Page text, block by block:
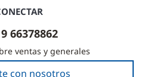
66378862
ventas y generales
con nosotros